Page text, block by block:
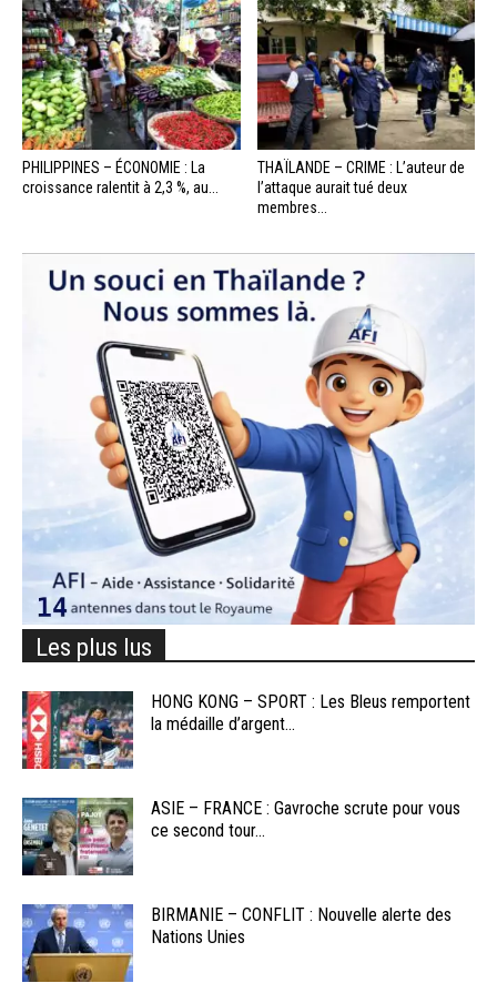
PHILIPPINES – ÉCONOMIE : La
croissance ralentit à 2,3 %, au...
THAÏLANDE – CRIME : L’auteur de
l’attaque aurait tué deux
membres...
Les plus lus
HONG KONG – SPORT : Les Bleus remportent
la médaille d’argent...
ASIE – FRANCE : Gavroche scrute pour vous
ce second tour...
BIRMANIE – CONFLIT : Nouvelle alerte des
Nations Unies